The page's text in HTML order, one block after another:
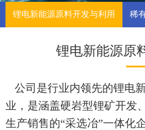
锂电新能源原料开发与利用 稀
锂电新能源原
公司是行业内领先的锂电
业，是涵盖硬岩型锂矿开发
生产销售的“采选冶”一体化